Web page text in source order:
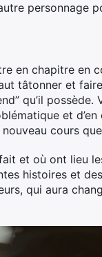
personnage
en chapitre en
tâtonner et
qu’il
et
cours
et où ont lieu
histoires et
qui aura